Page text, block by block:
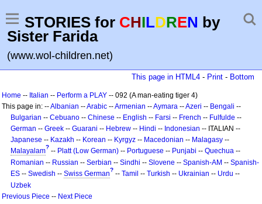
STORIES for CHILDREN by
Sister Farida
(www.wol-children.net)
This page in HTML4 - Print - Bottom
Home -- Italian -- Perform a PLAY -- 092 (A man-eating tiger 4)
This page in: --Albanian --Arabic --Armenian --Aymara --Azeri -- Bengali --
Bulgarian -- Cebuano -- Chinese -- English -- Farsi -- French -- Fulfulde --
German -- Greek -- Guarani -- Hebrew -- Hindi -- Indonesian -- ITALIAN --
Japanese -- Kazakh -- Korean -- Kyrgyz -- Macedonian -- Malagasy --
Malayalam? -- Platt (Low German) -- Portuguese -- Punjabi -- Quechua --
Romanian -- Russian -- Serbian -- Sindhi -- Slovene -- Spanish-AM -- Spanish-
ES -- Swedish -- Swiss German? -- Tamil -- Turkish -- Ukrainian -- Urdu --
Uzbek
Previous Piece -- Next Piece